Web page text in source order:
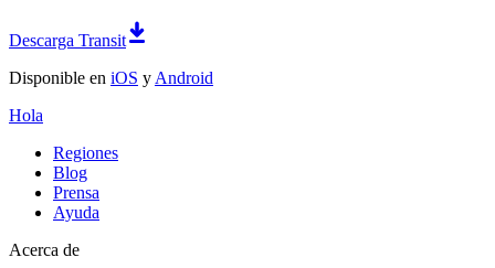
Descarga Transit
Disponible en iOS y Android
Hola
Regiones
Blog
Prensa
Ayuda
Acerca de